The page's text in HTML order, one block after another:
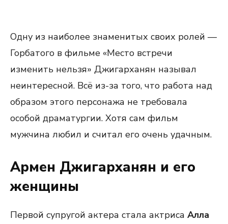
Одну из наиболее знаменитых своих ролей —
Горбатого в фильме «Место встречи
изменить нельзя» Джигарханян называл
неинтересной. Всё из-за того, что работа над
образом этого персонажа не требовала
особой драматургии. Хотя сам фильм
мужчина любил и считал его очень удачным.
Армен Джигарханян и его
женщины
Первой супругой актера стала актриса Алла